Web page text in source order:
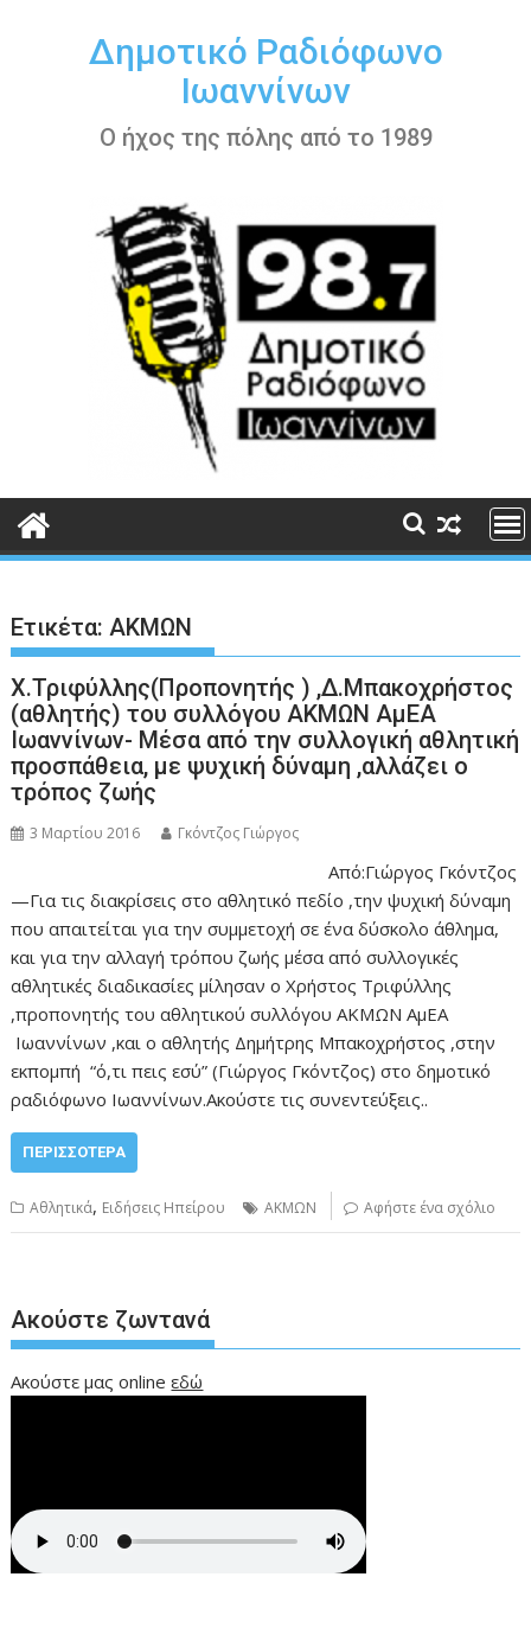
περιεχόμενοΔημοτικό Ραδιόφωνο
Ιωαννίνων
Ο ήχος της πόλης από το 1989
Ετικέτα:ΑΚΜΩΝ
Χ.Τριφύλλης(Προπονητής ) ,Δ.Μπακοχρήστος
(αθλητής) του συλλόγου ΑΚΜΩΝ ΑμΕΑ
Ιωαννίνων- Μέσα από την συλλογική αθλητική
προσπάθεια, με ψυχική δύναμη ,αλλάζει ο
τρόπος ζωής
3 Μαρτίου 2016 Γκόντζος Γιώργος
Από:Γιώργος Γκόντζος
—Για τις διακρίσεις στο αθλητικό πεδίο ,την ψυχική δύναμη
που απαιτείται για την συμμετοχή σε ένα δύσκολο άθλημα,
και για την αλλαγή τρόπου ζωής μέσα από συλλογικές
αθλητικές διαδικασίες μίλησαν ο Χρήστος Τριφύλλης
,προπονητής του αθλητικού συλλόγου ΑΚΜΩΝ ΑμΕΑ
Ιωαννίνων ,και ο αθλητής Δημήτρης Μπακοχρήστος ,στην
εκπομπή “ό,τι πεις εσύ” (Γιώργος Γκόντζος) στο δημοτικό
ραδιόφωνο Ιωαννίνων.Ακούστε τις συνεντεύξεις..
ΠΕΡΙΣΣΌΤΕΡΑ
Αθλητικά, Ειδήσεις Ηπείρου ΑΚΜΩΝ Αφήστε ένα σχόλιο
Ακούστε ζωντανά
Ακούστε μας onlineεδώ